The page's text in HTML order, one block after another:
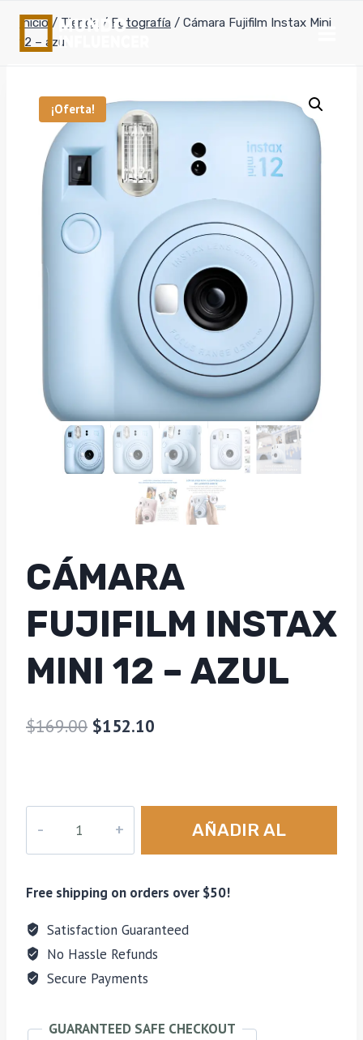
contenido
Inicio / Tienda / Fotografía / Cámara Fujifilm Instax Mini
12 – azul
¡Oferta!
CÁMARA
FUJIFILM INSTAX
MINI 12 – AZUL
$169.00 El
era:
$169.00.
$152.10
es:
$152.10.
Instax
–
azul
cantidad
AÑADIR AL
Free shipping on orders over $50!
Satisfaction Guaranteed
No Hassle Refunds
Secure Payments
GUARANTEED SAFE CHECKOUT